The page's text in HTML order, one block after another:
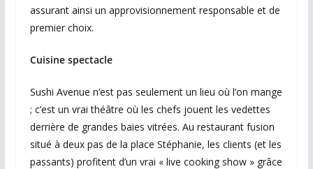
assurant ainsi un approvisionnement responsable et de
premier choix.
Cuisine spectacle
Sushi Avenue n’est pas seulement un lieu où l’on mange
; c’est un vrai théâtre où les chefs jouent les vedettes
derrière de grandes baies vitrées. Au restaurant fusion
situé à deux pas de la place Stéphanie, les clients (et les
passants) profitent d’un vrai « live cooking show » grâce